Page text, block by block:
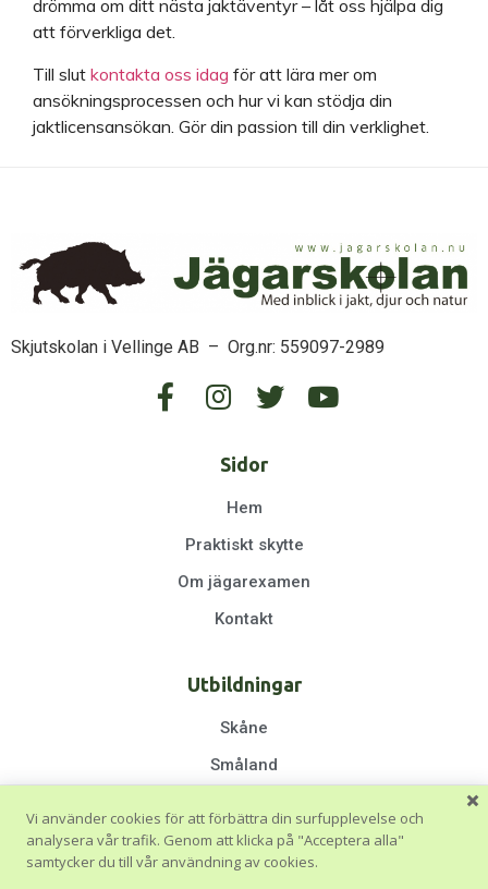
drömma om ditt nästa jaktäventyr – låt oss hjälpa dig
att förverkliga det.
Till slut kontakta oss idag för att lära mer om
ansökningsprocessen och hur vi kan stödja din
jaktlicensansökan. Gör din passion till din verklighet.
Skjutskolan i Vellinge AB – Org.nr: 559097-2989
Sidor
Hem
Praktiskt skytte
Om jägarexamen
Kontakt
Utbildningar
Skåne
Småland
Göteborg & Västra Götaland
Stockholm
Vi använder cookies för att förbättra din surfupplevelse och
analysera vår trafik. Genom att klicka på "Acceptera alla"
samtycker du till vår användning av cookies.